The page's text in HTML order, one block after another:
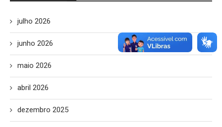
julho 2026
junho 2026
maio 2026
abril 2026
dezembro 2025